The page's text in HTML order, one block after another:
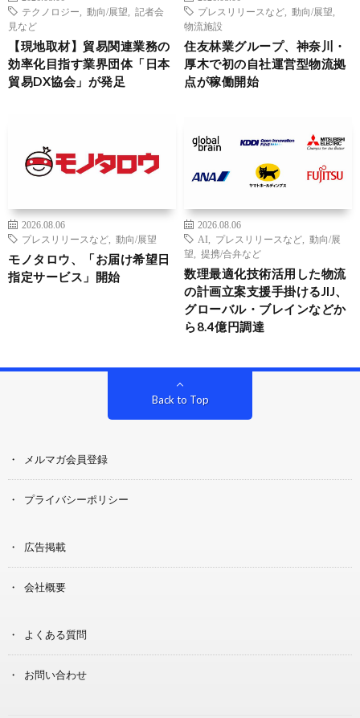
テクノロジー
動向/展望
記者会
見など
【現地取材】貿易関連業務の
効率化目指す業界団体「日本
貿易DX協会」が発足
プレスリリースなど
動向/展望
物流施設
住友林業グループ、神奈川・
厚木で初の自社運営型物流拠
点が稼働開始
2026.08.06
プレスリリースなど
動向/展望
モノタロウ、「お届け希望日
指定サービス」開始
2026.08.06
AI
プレスリリースなど
動向/展
望
提携/合弁など
数理最適化技術活用した物流
の計画立案支援手掛けるJIJ、
グローバル・ブレインなどか
ら8.4億円調達
Back to Top
メルマガ会員登録
プライバシーポリシー
広告掲載
会社概要
よくある質問
お問い合わせ